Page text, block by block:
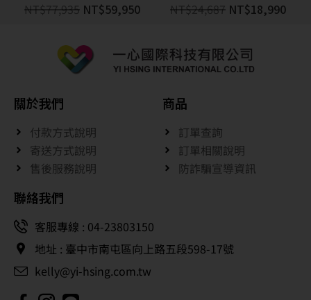
NT$ 77,935 NT$59,950
NT$24,687 NT$18,990
關於我們
付款方式說明
寄送方式說明
售後服務說明
商品
訂單查詢
訂單相關說明
防詐騙宣導資訊
聯絡我們
客服專線 : 04-23803150
地址 : 臺中市南屯區向上路五段598-17號
kelly@yi-hsing.com.tw